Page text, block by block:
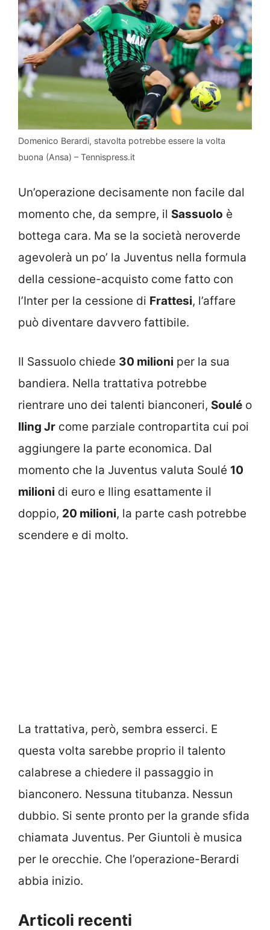
Domenico Berardi, stavolta potrebbe essere la volta
buona (Ansa) – Tennispress.it
Un’operazione decisamente non facile dal
momento che, da sempre, il Sassuolo è
bottega cara. Ma se la società neroverde
agevolerà un po’ la Juventus nella formula
della cessione-acquisto come fatto con
l’Inter per la cessione di Frattesi, l’affare
può diventare davvero fattibile.
Il Sassuolo chiede 30 milioni per la sua
bandiera. Nella trattativa potrebbe
rientrare uno dei talenti bianconeri, Soulé o
Iling Jr come parziale contropartita cui poi
aggiungere la parte economica. Dal
momento che la Juventus valuta Soulé 10
milioni di euro e Iling esattamente il
doppio, 20 milioni, la parte cash potrebbe
scendere e di molto.
La trattativa, però, sembra esserci. E
questa volta sarebbe proprio il talento
calabrese a chiedere il passaggio in
bianconero. Nessuna titubanza. Nessun
dubbio. Si sente pronto per la grande sfida
chiamata Juventus. Per Giuntoli è musica
per le orecchie. Che l’operazione-Berardi
abbia inizio.
Articoli recenti